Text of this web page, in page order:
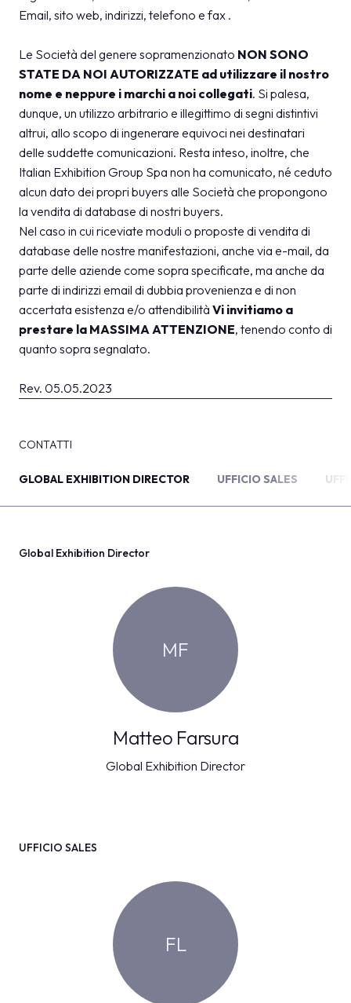
Email, sito web, indirizzi, telefono e fax .
Le Società del genere sopramenzionato NON SONO
STATE DA NOI AUTORIZZATE ad utilizzare il nostro
nome e neppure i marchi a noi collegati. Si palesa,
dunque, un utilizzo arbitrario e illegittimo di segni distintivi
altrui, allo scopo di ingenerare equivoci nei destinatari
delle suddette comunicazioni. Resta inteso, inoltre, che
Italian Exhibition Group Spa non ha comunicato, né ceduto
alcun dato dei propri buyers alle Società che propongono
la vendita di database di nostri buyers.
Nel caso in cui riceviate moduli o proposte di vendita di
database delle nostre manifestazioni, anche via e-mail, da
parte delle aziende come sopra specificate, ma anche da
parte di indirizzi email di dubbia provenienza e di non
accertata esistenza e/o attendibilità Vi invitiamo a
prestare la MASSIMA ATTENZIONE, tenendo conto di
quanto sopra segnalato.
Rev. 05.05.2023
CONTATTI
GLOBAL EXHIBITION DIRECTOR UFFICIO SALES
Global Exhibition Director
MF
Matteo Farsura
Global Exhibition Director
UFFICIO SALES
FL